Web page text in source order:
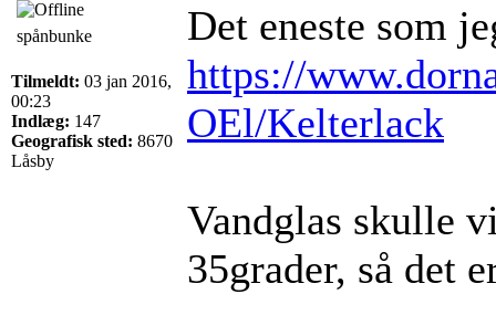
spånbunke
Tilmeldt: 03 jan 2016,
00:23
Indlæg: 147
Geografisk sted: 8670
Låsby
Det eneste som
https://
OEl/Kelterlack
Vandglas skulle
35grader, så det